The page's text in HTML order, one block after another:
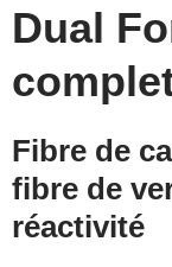
Dual
Fibre de
fibre de
réactivité